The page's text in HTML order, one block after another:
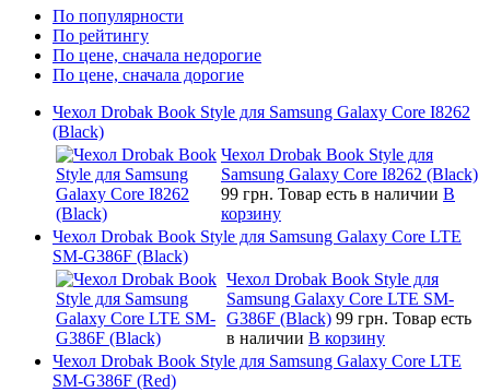
По популярности
По рейтингу
По цене, сначала недорогие
По цене, сначала дорогие
Чехол Drobak Book Style для Samsung Galaxy Core I8262
(Black)
Чехол Drobak Book Style для
Samsung Galaxy Core I8262 (Black)
99 грн. Товар есть в наличии В
корзину
Чехол Drobak Book Style для Samsung Galaxy Core LTE
SM-G386F (Black)
Чехол Drobak Book Style для
Samsung Galaxy Core LTE SM-
G386F (Black) 99 грн. Товар есть
в наличии В корзину
Чехол Drobak Book Style для Samsung Galaxy Core LTE
SM-G386F (Red)